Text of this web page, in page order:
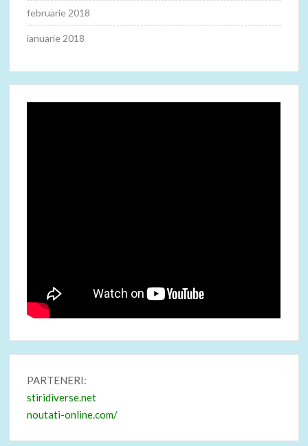
februarie 2018
ianuarie 2018
PARTENERI:
stiridiverse.net
noutati-online.com/